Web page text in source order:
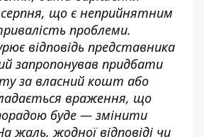
серпня, що є неприйнятним
проблеми.
відповідь представника
запропонував придбати
за власний кошт або
враження, що
буде — змінити
жаль, жодної відповіді чи